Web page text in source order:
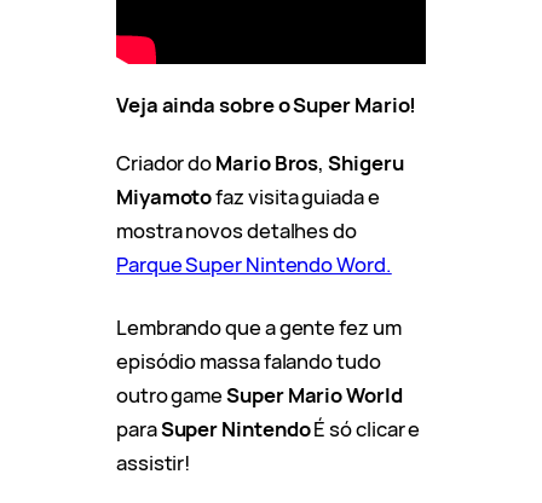
Veja ainda sobre o Super Mario!
Criador doMario Bros,Shigeru
Miyamotofaz visita guiada e
mostra novos detalhes do
Parque Super Nintendo Word.
Lembrando que a gente fez um
episódio massa falando tudo
outro gameSuper Mario World
paraSuper NintendoÉ só clicar e
assistir!